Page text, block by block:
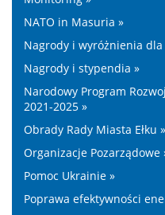
NATO in Masuria »
Nagrody i wyróżnienia dla
Nagrody i stypendia »
Narodowy Program
2021-2025 »
Obrady Rady Miasta Ełku »
Organizacje Pozarządowe
Pomoc Ukrainie »
Poprawa efektywności